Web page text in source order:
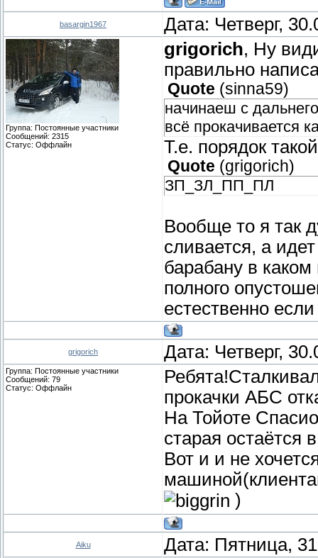
basargin1967 Дата: Четверг,
Группа: Постоянные участники
Сообщений: 2315
Статус: Оффлайн
grigorich, Ну
правильно
Quote (sinna59)
начинаеш с
всё прокачивается
Т.е. порядок
Quote (grigorich)
ЗП_ЗЛ_ПП_ПЛ
Вообще то я так
сливается, а
барабану в каком
полного
естественно
grigorich Дата: Четверг,
Группа: Постоянные участники
Сообщений: 79
Статус: Оффлайн
прокачки АБС
На Тойоте
старая остаётся
Вот и и не
)
Aiku Дата: Пятница,